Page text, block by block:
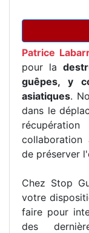
Patrice
pour la
guêpes, y
asiatiques.
dans le
collaboration
de préserver
Chez Stop
votre
faire pour
des